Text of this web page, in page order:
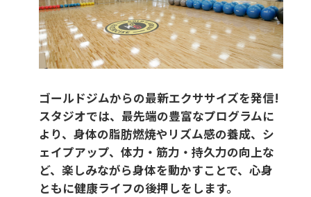
ゴールドジムからの最新エクササイズを発信!
スタジオでは、最先端の豊富なプログラムに
より、身体の脂肪燃焼やリズム感の養成、シ
ェイプアップ、体力・筋力・持久力の向上な
ど、楽しみながら身体を動かすことで、心身
ともに健康ライフの後押しをします。